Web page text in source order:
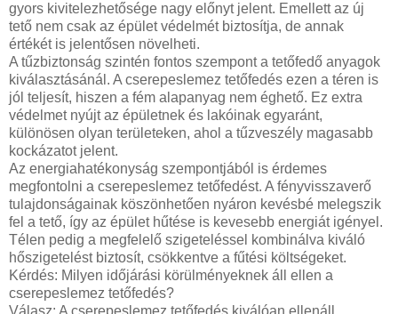
gyors kivitelezhetősége nagy előnyt jelent. Emellett az új
tető nem csak az épület védelmét biztosítja, de annak
értékét is jelentősen növelheti.
A tűzbiztonság szintén fontos szempont a tetőfedő anyagok
kiválasztásánál. A cserepeslemez tetőfedés ezen a téren is
jól teljesít, hiszen a fém alapanyag nem éghető. Ez extra
védelmet nyújt az épületnek és lakóinak egyaránt,
különösen olyan területeken, ahol a tűzveszély magasabb
kockázatot jelent.
Az energiahatékonyság szempontjából is érdemes
megfontolni a cserepeslemez tetőfedést. A fényvisszaverő
tulajdonságainak köszönhetően nyáron kevésbé melegszik
fel a tető, így az épület hűtése is kevesebb energiát igényel.
Télen pedig a megfelelő szigeteléssel kombinálva kiváló
hőszigetelést biztosít, csökkentve a fűtési költségeket.
Kérdés: Milyen időjárási körülményeknek áll ellen a
cserepeslemez tetőfedés?
Válasz: A cserepeslemez tetőfedés kiválóan ellenáll